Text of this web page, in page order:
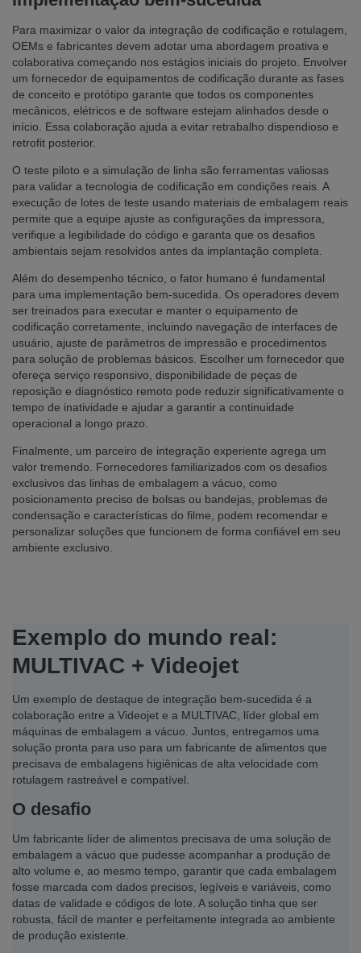
Para maximizar o valor da integração de codificação e rotulagem,
OEMs e fabricantes devem adotar uma abordagem proativa e
colaborativa começando nos estágios iniciais do projeto. Envolver
um fornecedor de equipamentos de codificação durante as fases
de conceito e protótipo garante que todos os componentes
mecânicos, elétricos e de software estejam alinhados desde o
início. Essa colaboração ajuda a evitar retrabalho dispendioso e
retrofit posterior.
O teste piloto e a simulação de linha são ferramentas valiosas
para validar a tecnologia de codificação em condições reais. A
execução de lotes de teste usando materiais de embalagem reais
permite que a equipe ajuste as configurações da impressora,
verifique a legibilidade do código e garanta que os desafios
ambientais sejam resolvidos antes da implantação completa.
Além do desempenho técnico, o fator humano é fundamental
para uma implementação bem-sucedida. Os operadores devem
ser treinados para executar e manter o equipamento de
codificação corretamente, incluindo navegação de interfaces de
usuário, ajuste de parâmetros de impressão e procedimentos
para solução de problemas básicos. Escolher um fornecedor que
ofereça serviço responsivo, disponibilidade de peças de
reposição e diagnóstico remoto pode reduzir significativamente o
tempo de inatividade e ajudar a garantir a continuidade
operacional a longo prazo.
Finalmente, um parceiro de integração experiente agrega um
valor tremendo. Fornecedores familiarizados com os desafios
exclusivos das linhas de embalagem a vácuo, como
posicionamento preciso de bolsas ou bandejas, problemas de
condensação e características do filme, podem recomendar e
personalizar soluções que funcionem de forma confiável em seu
ambiente exclusivo.
Exemplo do mundo real:
MULTIVAC + Videojet
Um exemplo de destaque de integração bem-sucedida é a
colaboração entre a Videojet e a MULTIVAC, líder global em
máquinas de embalagem a vácuo. Juntos, entregamos uma
solução pronta para uso para um fabricante de alimentos que
precisava de embalagens higiênicas de alta velocidade com
rotulagem rastreável e compatível.
O desafio
Um fabricante líder de alimentos precisava de uma solução de
embalagem a vácuo que pudesse acompanhar a produção de
alto volume e, ao mesmo tempo, garantir que cada embalagem
fosse marcada com dados precisos, legíveis e variáveis, como
datas de validade e códigos de lote. A solução tinha que ser
robusta, fácil de manter e perfeitamente integrada ao ambiente
de produção existente.